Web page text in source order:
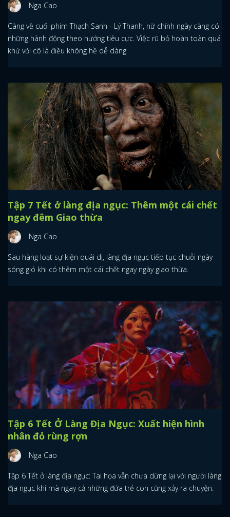
Nga Cao
Càng về cuối phim Thạch Sanh - Lý Thanh, nữ chính ngày càng có
những hành động theo hướng tiêu cực. Việc rũ bỏ hoàn toàn quá
khứ với cô là điều không hề dễ dàng
Tập 7 Tết ở làng địa ngục: Thêm một cái chết
ngay đêm Giao thừa
Nga Cao
Sau hàng loạt sự kiện quái dị, làng địa ngục tiếp tục chuỗi ngày
sóng gió khi có thêm một cái chết ngay ngày giao thừa.
Tập 6 Tết Ở Làng Địa Ngục: Xuất hiện hình
nhân đỏ rùng rợn
Nga Cao
Tập 6 Tết ở làng địa ngục: Tai họa vẫn chưa dừng lại với người làng
địa ngục khi mà ngay cả những đứa trẻ con cũng xảy ra chuyện.